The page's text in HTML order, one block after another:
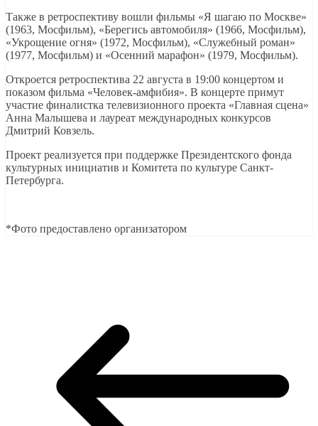
Также в ретроспективу вошли фильмы «Я шагаю по Москве»
(1963, Мосфильм), «Берегись автомобиля» (1966, Мосфильм),
«Укрощение огня» (1972, Мосфильм), «Служебный роман»
(1977, Мосфильм) и «Осенний марафон» (1979, Мосфильм).
Откроется ретроспектива 22 августа в 19:00 концертом и
показом фильма «Человек-амфибия». В концерте примут
участие финалистка телевизионного проекта «Главная сцена»
Анна Малышева и лауреат международных конкурсов
Дмитрий Ковзель.
Проект реализуется при поддержке Президентского фонда
культурных инициатив и Комитета по культуре Санкт-
Петербурга.
*Фото предоставлено организатором